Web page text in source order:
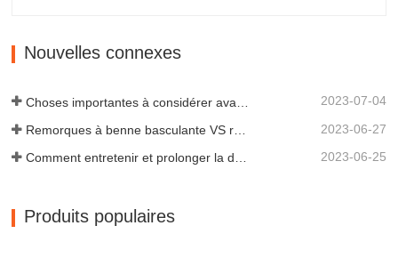
scientifiques et une équipe…
Nouvelles connexes
2023-07-04
2023-06-27
2023-06-25
Produits populaires